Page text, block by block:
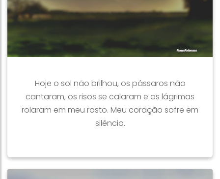
Hoje o sol não brilhou, os pássaros não
cantaram, os risos se calaram e as lágrimas
rolaram em meu rosto. Meu coração sofre em
silêncio.